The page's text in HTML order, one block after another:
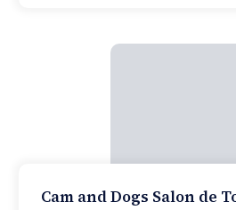
Cam and Dogs Salon de